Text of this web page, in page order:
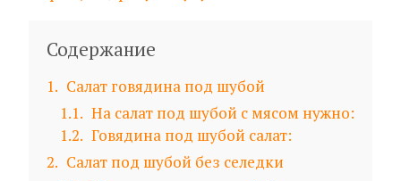
Содержание
1
Салат говядина под шубой
1.1
На салат под шубой с мясом нужно:
1.2
Говядина под шубой салат:
2
Салат под шубой без селедки